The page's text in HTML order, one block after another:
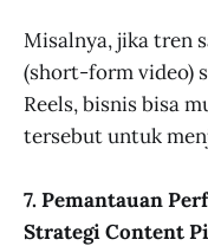
Misalnya, jika tren
(short-form video)
Reels, bisnis bisa
tersebut untuk
7. Pemantauan
Strategi Content